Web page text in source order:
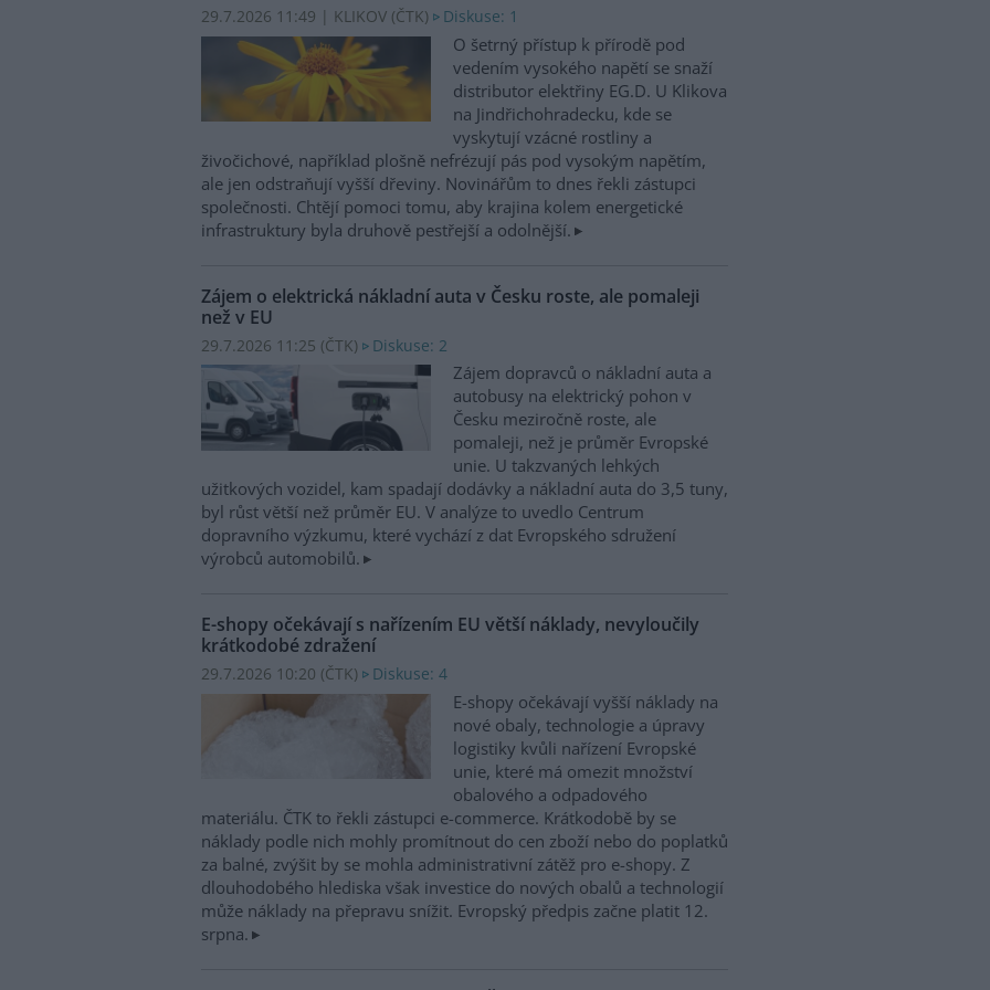
29.7.2026 11:49 | KLIKOV (ČTK) Diskuse: 1
O šetrný přístup k přírodě pod
vedením vysokého napětí se snaží
distributor elektřiny EG.D. U Klikova
na Jindřichohradecku, kde se
vyskytují vzácné rostliny a
živočichové, například plošně nefrézují pás pod vysokým napětím,
ale jen odstraňují vyšší dřeviny. Novinářům to dnes řekli zástupci
společnosti. Chtějí pomoci tomu, aby krajina kolem energetické
infrastruktury byla druhově pestřejší a odolnější.
Zájem o elektrická nákladní auta v Česku roste, ale pomaleji
než v EU
29.7.2026 11:25 (ČTK) Diskuse: 2
Zájem dopravců o nákladní auta a
autobusy na elektrický pohon v
Česku meziročně roste, ale
pomaleji, než je průměr Evropské
unie. U takzvaných lehkých
užitkových vozidel, kam spadají dodávky a nákladní auta do 3,5 tuny,
byl růst větší než průměr EU. V analýze to uvedlo Centrum
dopravního výzkumu, které vychází z dat Evropského sdružení
výrobců automobilů.
E-shopy očekávají s nařízením EU větší náklady, nevyloučily
krátkodobé zdražení
29.7.2026 10:20 (ČTK) Diskuse: 4
E-shopy očekávají vyšší náklady na
nové obaly, technologie a úpravy
logistiky kvůli nařízení Evropské
unie, které má omezit množství
obalového a odpadového
materiálu. ČTK to řekli zástupci e-commerce. Krátkodobě by se
náklady podle nich mohly promítnout do cen zboží nebo do poplatků
za balné, zvýšit by se mohla administrativní zátěž pro e-shopy. Z
dlouhodobého hlediska však investice do nových obalů a technologií
může náklady na přepravu snížit. Evropský předpis začne platit 12.
srpna.